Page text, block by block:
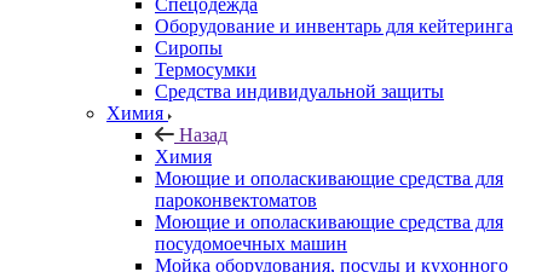
Спецодежда
Оборудование и инвентарь для кейтеринга
Сиропы
Термосумки
Средства индивидуальной защиты
Химия
Назад
Химия
Моющие и ополаскивающие средства для
пароконвектоматов
Моющие и ополаскивающие средства для
посудомоечных машин
Мойка оборудования, посуды и кухонного